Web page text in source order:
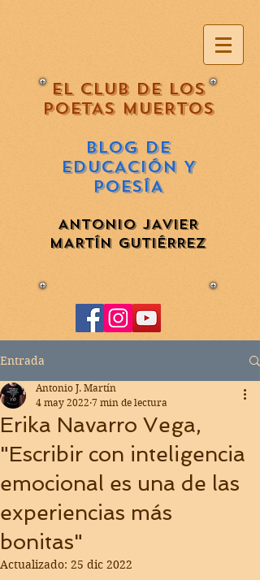
EL CLUB DE LOS
POETAS MUERTOS
BLOG DE
EDUCACIÓN Y
POESÍA
ANTONIO JAVIER
MARTÍN GUTIÉRREZ
Entrada
Erika Navarro Vega,
"Escribir con inteligencia
emocional es una de las
experiencias más
bonitas"
Antonio J. Martín
4 may 2022 7 min de lectura
Actualizado: 25 dic 2022